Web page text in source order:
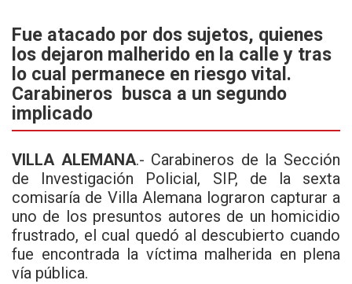
ce
b
o
o
k
tt
er
at
s
A
p
p
Fue atacado por dos sujetos, quienes
los dejaron malherido en la calle y tras
lo cual permanece en riesgo vital.
Carabineros busca a un segundo
implicado
VILLA ALEMANA.- Carabineros de la Sección
de Investigación Policial, SIP, de la sexta
comisaría de Villa Alemana lograron capturar a
uno de los presuntos autores de un homicidio
frustrado, el cual quedó al descubierto cuando
fue encontrada la víctima malherida en plena
vía pública.